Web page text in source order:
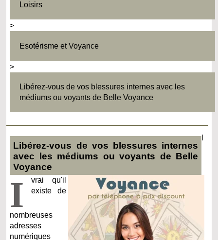
Loisirs
>
Esotérisme et Voyance
>
Libérez-vous de vos blessures internes avec les
médiums ou voyants de Belle Voyance
Libérez-vous de vos blessures internes
avec les médiums ou voyants de Belle
Voyance
I
vrai qu'il
existe de
nombreuses
adresses
numériques